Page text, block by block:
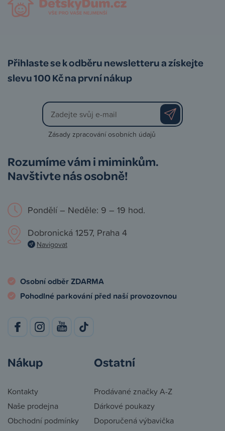
Přihlaste se k odběru newsletteru a získejte
slevu 100 Kč na první nákup
Zásady zpracování osobních údajů
Rozumíme vám i miminkům.
Navštivte nás osobně!
Pondělí – Neděle: 9 – 19 hod.
Dobronická 1257, Praha 4
Navigovat
Osobní odběr ZDARMA
Pohodlné parkování před naší provozovnou
Nákup
Kontakty
Naše prodejna
Obchodní podmínky
Ostatní
Prodávané značky A-Z
Dárkové poukazy
Doporučená výbavička